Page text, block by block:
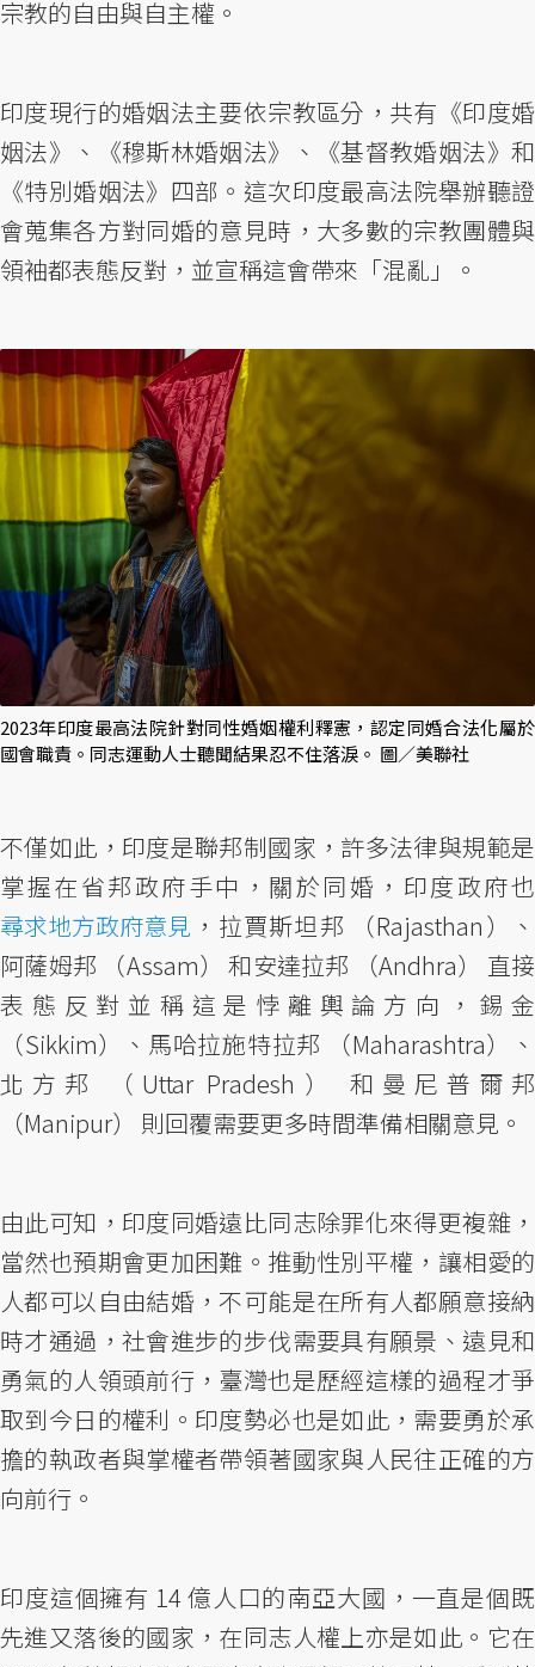
宗教的自由與自主權。
印度現行的婚姻法主要依宗教區分，共有《印度婚
姻法》、《穆斯林婚姻法》、《基督教婚姻法》和
《特別婚姻法》四部。這次印度最高法院舉辦聽證
會蒐集各方對同婚的意見時，大多數的宗教團體與
領袖都表態反對，並宣稱這會帶來「混亂」。
2023年印度最高法院針對同性婚姻權利釋憲，認定同婚合法化屬於
國會職責。同志運動人士聽聞結果忍不住落淚。 圖／美聯社
不僅如此，印度是聯邦制國家，許多法律與規範是
掌握在省邦政府手中，關於同婚，印度政府也
尋求地方政府意見 ，拉賈斯坦邦 （Rajasthan）、
阿薩姆邦 （Assam） 和安達拉邦 （Andhra） 直接
表態反對並稱這是悖離輿論方向，錫金
（Sikkim）、馬哈拉施特拉邦 （Maharashtra）、
北方邦 （Uttar Pradesh） 和曼尼普爾邦
（Manipur） 則回覆需要更多時間準備相關意見。
由此可知，印度同婚遠比同志除罪化來得更複雜，
當然也預期會更加困難。推動性別平權，讓相愛的
人都可以自由結婚，不可能是在所有人都願意接納
時才通過，社會進步的步伐需要具有願景、遠見和
勇氣的人領頭前行，臺灣也是歷經這樣的過程才爭
取到今日的權利。印度勢必也是如此，需要勇於承
擔的執政者與掌權者帶領著國家與人民往正確的方
向前行。
印度這個擁有 14 億人口的南亞大國，一直是個既
先進又落後的國家，在同志人權上亦是如此。它在